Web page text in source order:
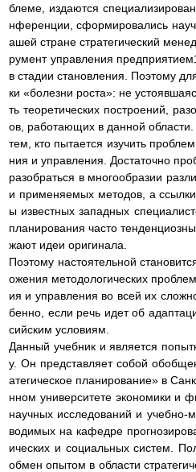
блеме, издаются
нференции, сформировались
ашей стране стратегический
румент управления
в стадии становления. Поэтому
ки «болезни роста»: не
ть теоретических построений,
ов, работающих в данной
тем, кто пытается изучить
ния и управления. Достаточно
разобраться в многообразии
и применяемых методов, а
ы известных западных
планирования часто
жают идеи оригинала.
Поэтому настоятельной
ожения методологических
ия и управления во всей их
бенно, если речь идет об
сийским условиям.
Данный учебник и является
у. Он представляет собой
атегическое планирование» в
нном университете экономики и
научных исследований и учебно-
водимых на кафедре
ических и социальных систем.
обмен опытом в области